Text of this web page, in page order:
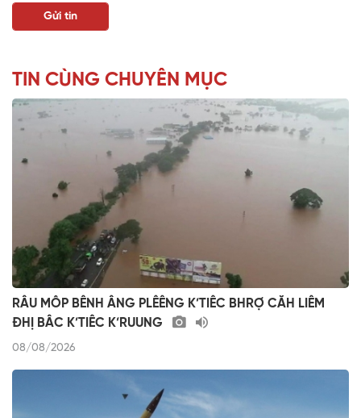
TIN CÙNG CHUYÊN MỤC
RÂU MÔP BÊNH ÂNG PLÊÊNG K’TIÊC BHRỢ CĂH LIÊM
ĐHỊ BÂC K’TIÊC K’RUUNG
08/08/2026